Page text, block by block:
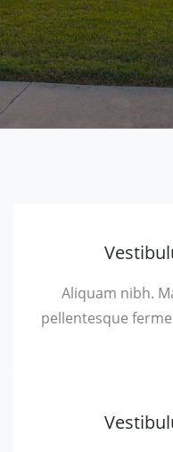
Aliquam nibh.
pellentesque